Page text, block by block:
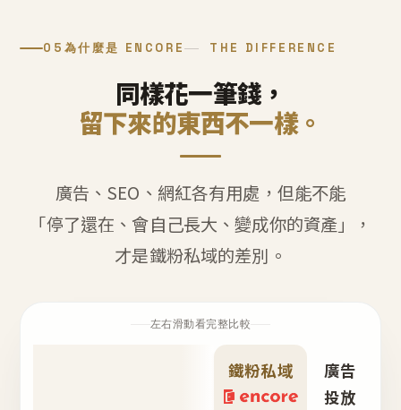
05 為什麼是 ENCORE THE DIFFERENCE
同樣花一筆錢，
留下來的東西不一樣。
廣告、SEO、網紅各有用處，但能不能
「停了還在、會自己長大、變成你的資產」，
才是鐵粉私域的差別。
左右滑動看完整比較
鐵粉私域
廣告
投放